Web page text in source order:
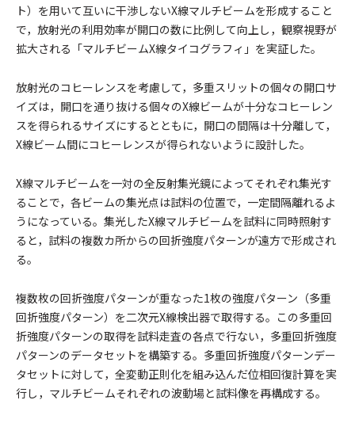
ト）を用いて互いに干渉しないX線マルチビームを形成すること
で，放射光の利用効率が開口の数に比例して向上し，観察視野が
拡大される「マルチビームX線タイコグラフィ」を実証した。
放射光のコヒーレンスを考慮して，多重スリットの個々の開口サ
イズは，開口を通り抜ける個々のX線ビームが十分なコヒーレン
スを得られるサイズにするとともに，開口の間隔は十分離して，
X線ビーム間にコヒーレンスが得られないように設計した。
X線マルチビームを一対の全反射集光鏡によってそれぞれ集光す
ることで，各ビームの集光点は試料の位置で，一定間隔離れるよ
うになっている。集光したX線マルチビームを試料に同時照射す
ると，試料の複数カ所からの回折強度パターンが遠方で形成され
る。
複数枚の回折強度パターンが重なった1枚の強度パターン（多重
回折強度パターン）を二次元X線検出器で取得する。この多重回
折強度パターンの取得を試料走査の各点で行ない，多重回折強度
パターンのデータセットを構築する。多重回折強度パターンデー
タセットに対して，全変動正則化を組み込んだ位相回復計算を実
行し，マルチビームそれぞれの波動場と試料像を再構成する。